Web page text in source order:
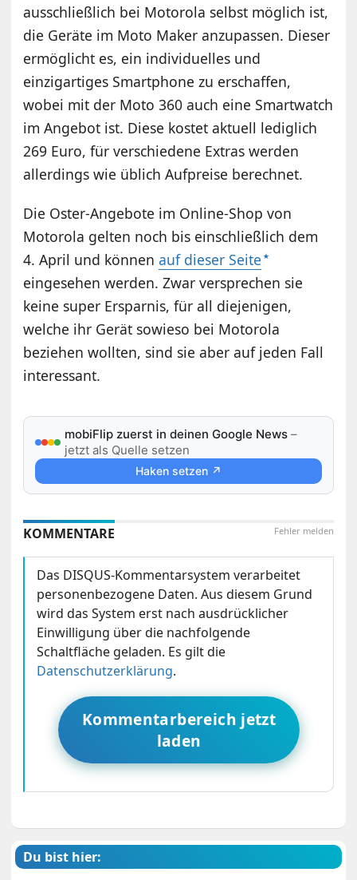
ausschließlich bei Motorola selbst möglich ist,
die Geräte im Moto Maker anzupassen. Dieser
ermöglicht es, ein individuelles und
einzigartiges Smartphone zu erschaffen,
wobei mit der Moto 360 auch eine Smartwatch
im Angebot ist. Diese kostet aktuell lediglich
269 Euro, für verschiedene Extras werden
allerdings wie üblich Aufpreise berechnet.
Die Oster-Angebote im Online-Shop von
Motorola gelten noch bis einschließlich dem
4. April und könnenauf dieser Seite
eingesehen werden. Zwar versprechen sie
keine super Ersparnis, für all diejenigen,
welche ihr Gerät sowieso bei Motorola
beziehen wollten, sind sie aber auf jeden Fall
interessant.
mobiFlip zuerst in deinen Google News –
jetzt als Quelle setzen
Haken setzen ↗
Fehler melden
KOMMENTARE
Das DISQUS-Kommentarsystem verarbeitet
personenbezogene Daten. Aus diesem Grund
wird das System erst nach ausdrücklicher
Einwilligung über die nachfolgende
Schaltfläche geladen. Es gilt die
Datenschutzerklärung.
Kommentarbereich jetzt
laden
Du bist hier: